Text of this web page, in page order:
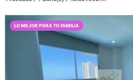
LO MEJOR PARA TU FAMILIA